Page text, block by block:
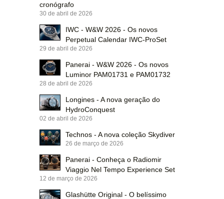
cronógrafo
30 de abril de 2026
IWC - W&W 2026 - Os novos
Perpetual Calendar IWC-ProSet
29 de abril de 2026
Panerai - W&W 2026 - Os novos
Luminor PAM01731 e PAM01732
28 de abril de 2026
Longines - A nova geração do
HydroConquest
02 de abril de 2026
Technos - A nova coleção Skydiver
26 de março de 2026
Panerai - Conheça o Radiomir
Viaggio Nel Tempo Experience Set
12 de março de 2026
Glashütte Original - O belíssimo